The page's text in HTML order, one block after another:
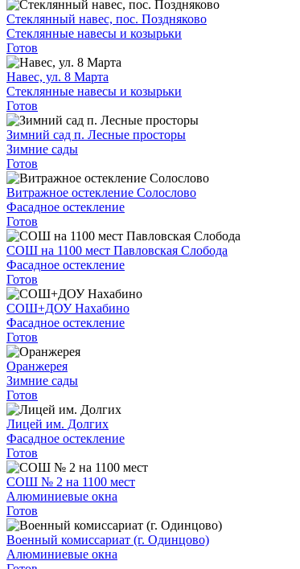
Стеклянный навес, пос. Поздняково
Стеклянные навесы и козырьки
Готов
Навес, ул. 8 Марта
Стеклянные навесы и козырьки
Готов
Зимний сад п. Лесные просторы
Зимние сады
Готов
Витражное остекление Солослово
Фасадное остекление
Готов
СОШ на 1100 мест Павловская Слобода
Фасадное остекление
Готов
СОШ+ДОУ Нахабино
Фасадное остекление
Готов
Оранжерея
Зимние сады
Готов
Лицей им. Долгих
Фасадное остекление
Готов
СОШ № 2 на 1100 мест
Алюминиевые окна
Готов
Военный комиссариат (г. Одинцово)
Алюминиевые окна